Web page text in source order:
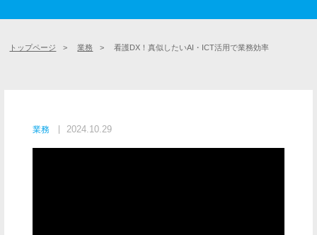
トップページ > 業務 > 看護DX！真似したいAI・ICT活用で業務効率
業務 2024.10.29